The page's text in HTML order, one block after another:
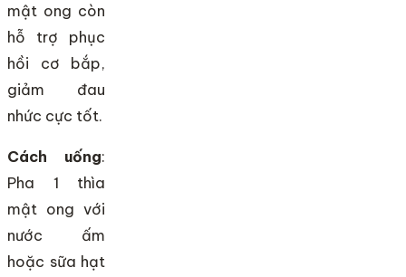
mật ong còn
hỗ trợ phục
hồi cơ bắp,
giảm đau
nhức cực tốt.
Cách uống:
Pha 1 thìa
mật ong với
nước ấm
hoặc sữa hạt